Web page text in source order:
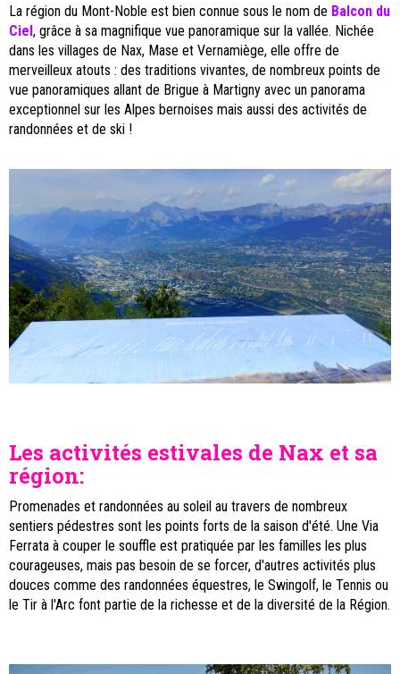
La région du Mont-Noble est bien connue sous le nom de Balcon du
Ciel, grâce à sa magnifique vue panoramique sur la vallée. Nichée
dans les villages de Nax, Mase et Vernamiège, elle offre de
merveilleux atouts : des traditions vivantes, de nombreux points de
vue panoramiques allant de Brigue à Martigny avec un panorama
exceptionnel sur les Alpes bernoises mais aussi des activités de
randonnées et de ski !
Les activités estivales de Nax et sa
région:
Promenades et randonnées au soleil au travers de nombreux
sentiers pédestres sont les points forts de la saison d'été. Une Via
Ferrata à couper le souffle est pratiquée par les familles les plus
courageuses, mais pas besoin de se forcer, d'autres activités plus
douces comme des randonnées équestres, le Swingolf, le Tennis ou
le Tir à l'Arc font partie de la richesse et de la diversité de la Région.